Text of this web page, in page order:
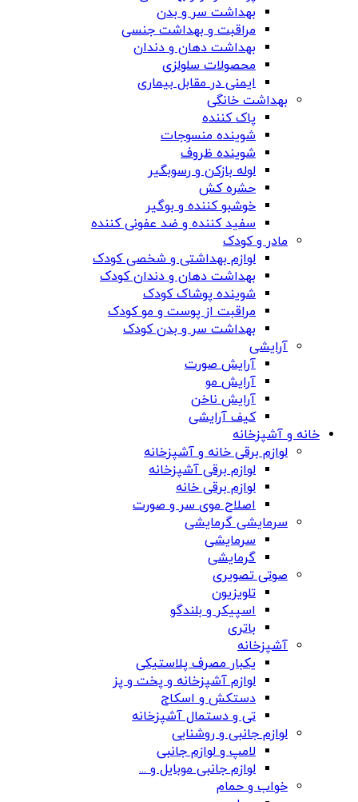
بهداشت سر و بدن
مراقبت و بهداشت جنسی
بهداشت دهان و دندان
محصولات سلولزی
ایمنی در مقابل بیماری
بهداشت خانگی
پاک کننده
شوینده منسوجات
شوینده ظروف
لوله بازکن و رسوبگیر
حشره کش
خوشبو کننده و بوگیر
سفید کننده و ضد عفونی کننده
مادر و کودک
لوازم بهداشتی و شخصی کودک
بهداشت دهان و دندان کودک
شوینده پوشاک کودک
مراقبت از پوست و مو کودک
بهداشت سر و بدن کودک
آرایشی
آرایش صورت
آرایش مو
آرایش ناخن
کیف آرایشی
خانه و آشپزخانه
لوازم برقی خانه و آشپزخانه
لوازم برقی آشپزخانه
لوازم برقی خانه
اصلاح موی سر و صورت
سرمایشی گرمایشی
سرمایشی
گرمایشی
صوتی تصویری
تلویزیون
اسپیکر و بلندگو
باتری
آشپزخانه
یکبار مصرف پلاستیکی
لوازم آشپزخانه و پخت و پز
دستکش و اسکاج
تی و دستمال آشپزخانه
لوازم جانبی و روشنایی
لامپ و لوازم جانبی
لوازم جانبی موبایل و ...
خواب و حمام